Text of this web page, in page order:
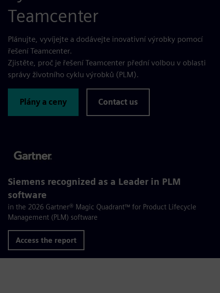
Teamcenter
Plánujte, vyvíjejte a dodávejte inovativní výrobky pomocí
řešení Teamcenter.
Zjistěte, proč je řešení Teamcenter přední volbou v oblasti
správy životního cyklu výrobků (PLM).
Plány a ceny Contact us
Siemens recognized as a Leader in PLM
software
in the 2026 Gartner® Magic Quadrant™ for Product Lifecycle
Management (PLM) software
Access the report